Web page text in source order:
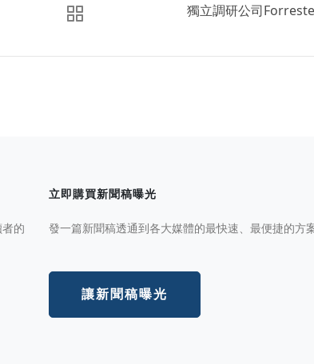
獨立調研公司
的
立即購買新聞稿曝光
發一篇新聞稿透通到各大媒體的最快速、最便捷的方
讓新聞稿曝光